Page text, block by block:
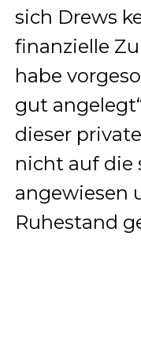
sich Drews
finanzielle
habe
gut
dieser
nicht auf die
angewiesen
Ruhestand